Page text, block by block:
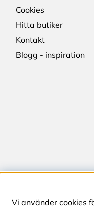
Cookies
Hitta butiker
Kontakt
Blogg - inspiration
Vi använder cookies